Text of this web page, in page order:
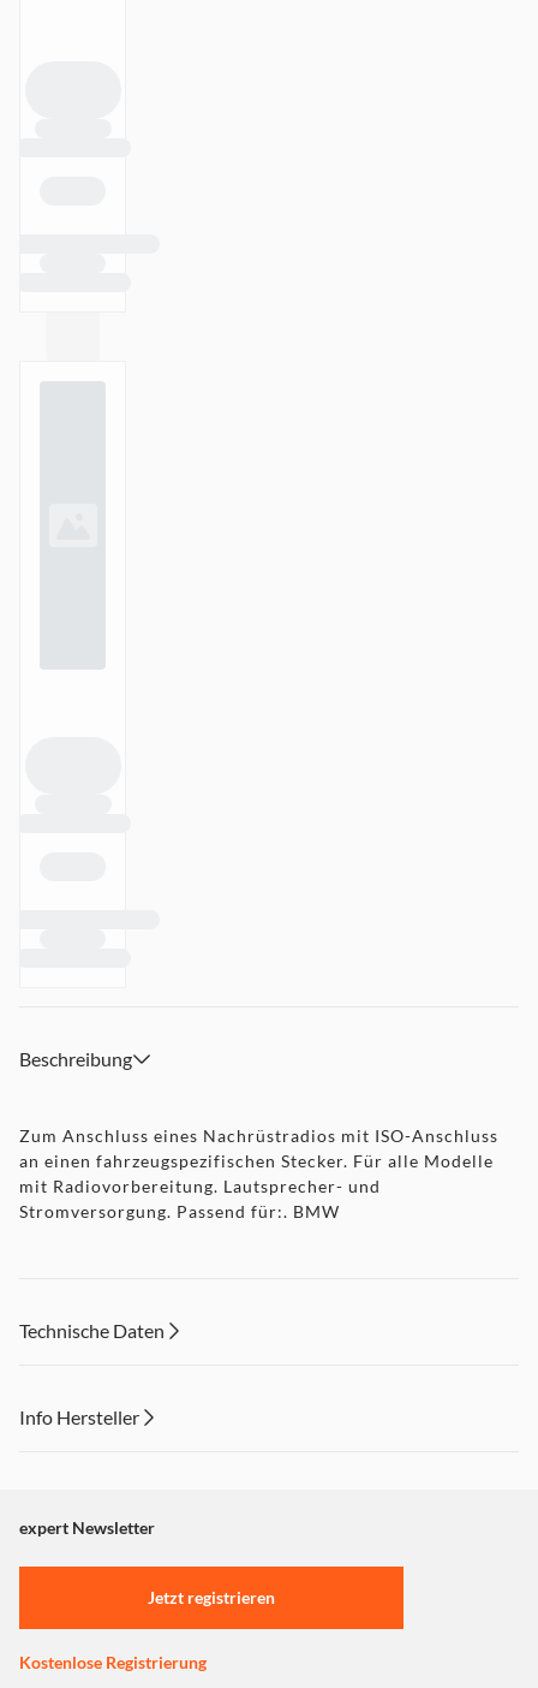
Beschreibung
Zum Anschluss eines Nachrüstradios mit ISO-Anschluss
an einen fahrzeugspezifischen Stecker. Für alle Modelle
mit Radiovorbereitung. Lautsprecher- und
Stromversorgung. Passend für:. BMW
Technische Daten
Info Hersteller
"Marketing".
Einstellungen anpassen
expert Newsletter
Jetzt registrieren
Kostenlose Registrierung